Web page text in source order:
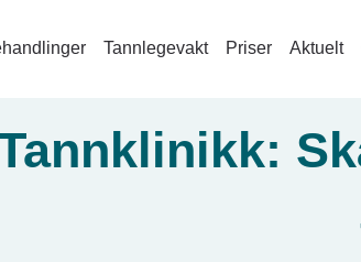
Tannlegevakt Priser Aktuelt